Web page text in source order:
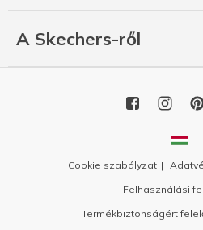
A Skechers-ről
Cookie szabályzat
Felhasználási
Termékbiztonságért